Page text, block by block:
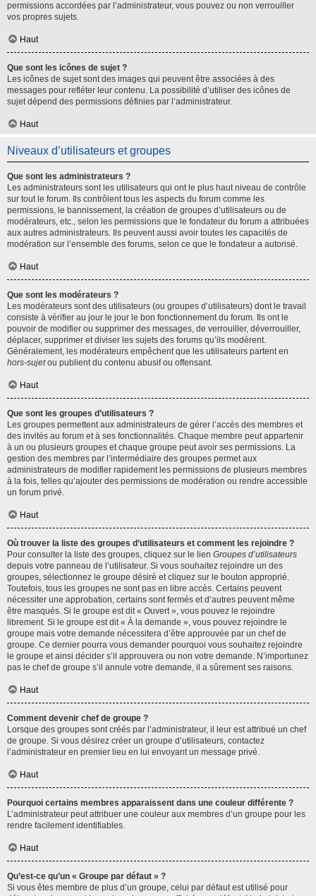
permissions accordées par l’administrateur, vous pouvez ou non verrouiller
vos propres sujets.
Haut
Que sont les icônes de sujet ?
Les icônes de sujet sont des images qui peuvent être associées à des
messages pour refléter leur contenu. La possibilité d’utiliser des icônes de
sujet dépend des permissions définies par l’administrateur.
Haut
Niveaux d’utilisateurs et groupes
Que sont les administrateurs ?
Les administrateurs sont les utilisateurs qui ont le plus haut niveau de contrôle
sur tout le forum. Ils contrôlent tous les aspects du forum comme les
permissions, le bannissement, la création de groupes d’utilisateurs ou de
modérateurs, etc., selon les permissions que le fondateur du forum a attribuées
aux autres administrateurs. Ils peuvent aussi avoir toutes les capacités de
modération sur l’ensemble des forums, selon ce que le fondateur a autorisé.
Haut
Que sont les modérateurs ?
Les modérateurs sont des utilisateurs (ou groupes d’utilisateurs) dont le travail
consiste à vérifier au jour le jour le bon fonctionnement du forum. Ils ont le
pouvoir de modifier ou supprimer des messages, de verrouiller, déverrouiller,
déplacer, supprimer et diviser les sujets des forums qu’ils modèrent.
Généralement, les modérateurs empêchent que les utilisateurs partent en
hors-sujetou publient du contenu abusif ou offensant.
Haut
Que sont les groupes d’utilisateurs ?
Les groupes permettent aux administrateurs de gérer l’accès des membres et
des invités au forum et à ses fonctionnalités. Chaque membre peut appartenir
à un ou plusieurs groupes et chaque groupe peut avoir ses permissions. La
gestion des membres par l’intermédiaire des groupes permet aux
administrateurs de modifier rapidement les permissions de plusieurs membres
à la fois, telles qu’ajouter des permissions de modération ou rendre accessible
un forum privé.
Haut
Où trouver la liste des groupes d’utilisateurs et comment les rejoindre ?
Pour consulter la liste des groupes, cliquez sur le lien Groupes d’utilisateurs
depuis votre panneau de l’utilisateur. Si vous souhaitez rejoindre un des
groupes, sélectionnez le groupe désiré et cliquez sur le bouton approprié.
Toutefois, tous les groupes ne sont pas en libre accès. Certains peuvent
nécessiter une approbation, certains sont fermés et d’autres peuvent même
être masqués. Si le groupe est dit « Ouvert », vous pouvez le rejoindre
librement. Si le groupe est dit « À la demande », vous pouvez rejoindre le
groupe mais votre demande nécessitera d’être approuvée par un chef de
groupe. Ce dernier pourra vous demander pourquoi vous souhaitez rejoindre
le groupe et ainsi décider s’il approuvera ou non votre demande. N’importunez
pas le chef de groupe s’il annule votre demande, il a sûrement ses raisons.
Haut
Comment devenir chef de groupe ?
Lorsque des groupes sont créés par l’administrateur, il leur est attribué un chef
de groupe. Si vous désirez créer un groupe d’utilisateurs, contactez
l’administrateur en premier lieu en lui envoyant un message privé.
Haut
Pourquoi certains membres apparaissent dans une couleur différente ?
L’administrateur peut attribuer une couleur aux membres d’un groupe pour les
rendre facilement identifiables.
Haut
Qu’est-ce qu’un « Groupe par défaut » ?
Si vous êtes membre de plus d’un groupe, celui par défaut est utilisé pour